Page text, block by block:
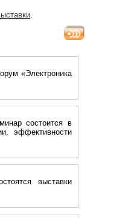
.
«Электроника
состоится в
эффективности
выставки